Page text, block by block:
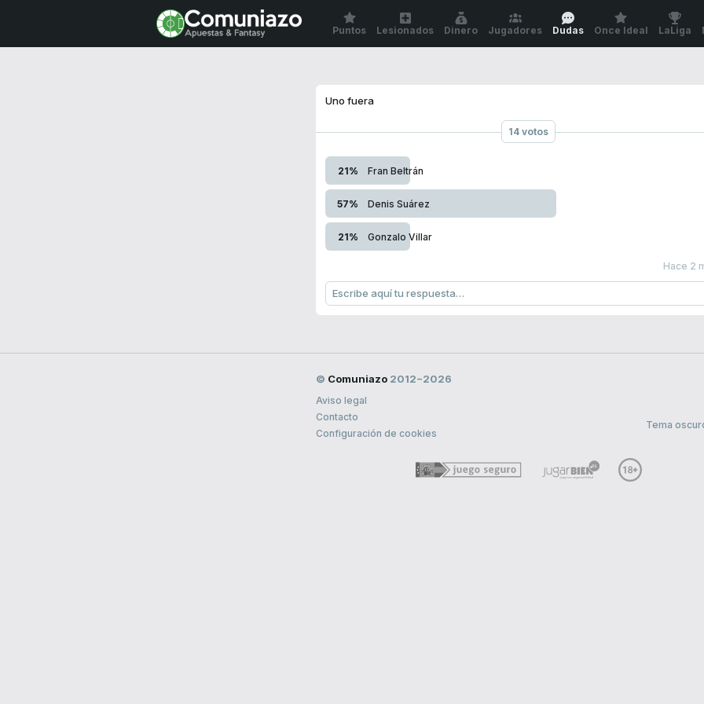
Puntos Lesionados Dinero Jugadores Dudas Once Ideal LaLiga
Uno fuera
14 votos
21% Fran Beltrán
57% Denis Suárez
21% Gonzalo Villar
Hace 2
© Comuniazo 2012−2026
Aviso legal
Contacto
Configuración de cookies
Tema